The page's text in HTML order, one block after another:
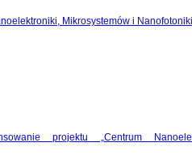
Mikrosystemów i
projektu „Centrum